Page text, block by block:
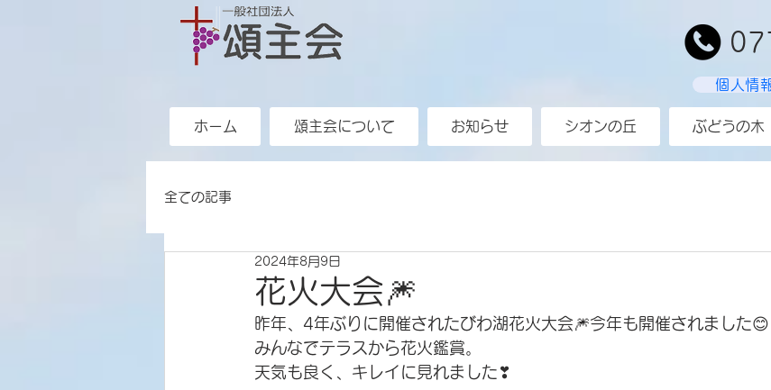
個人情
ホーム 頌主会について お知らせ シオンの丘 ぶどうの木
全ての記事
花火大会🎆
2024年8月9日
昨年、4年ぶりに開催されたびわ湖花火大会🎆今年も開催されました😊
みんなでテラスから花火鑑賞。
天気も良く、キレイに見れました❣